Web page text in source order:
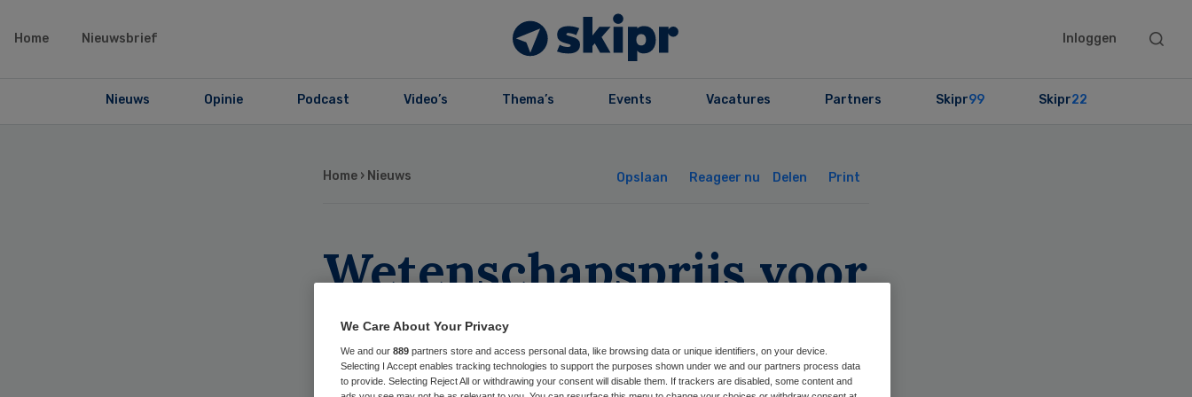
Home Nieuwsbrief Inloggen
Search
Nieuws Opinie Podcast Video’s Thema’s Events Vacatures Partners Skipr99 Skipr22
Home › Nieuws Opslaan Reageer nu Delen Print
Wetenschapsprijs voor
artikel over
wijkverpleging
We Care About Your Privacy
We and our 889 partners store and access personal data, like browsing data or unique identifiers, on your device.
Selecting I Accept enables tracking technologies to support the purposes shown under we and our partners process data
to provide. Selecting Reject All or withdrawing your consent will disable them. If trackers are disabled, some content and